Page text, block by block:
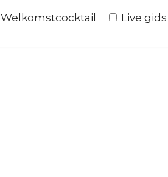
Welkomstcocktail Live gids